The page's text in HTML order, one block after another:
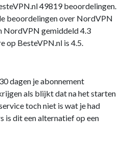
49819 beoordelingen.
beoordelingen over NordVPN
NordVPN gemiddeld 4.3
op BesteVPN.nl is 4.5.
dagen je abonnement
als blijkt dat na het starten
toch niet is wat je had
is dit een alternatief op een